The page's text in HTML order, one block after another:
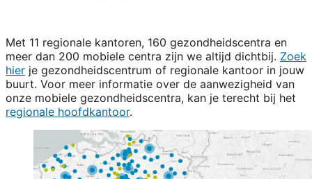
Met 11 regionale kantoren, 160 gezondheidscentra en
meer dan 200 mobiele centra zijn we altijd dichtbij. Zoek
hier je gezondheidscentrum of regionale kantoor in jouw
buurt. Voor meer informatie over de aanwezigheid van
onze mobiele gezondheidscentra, kan je terecht bij het
regionale hoofdkantoor.